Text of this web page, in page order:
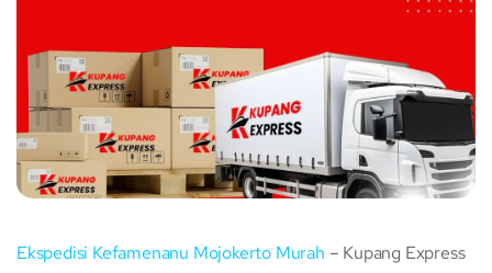
Ekspedisi Kefamenanu Mojokerto Murah – Kupang Express